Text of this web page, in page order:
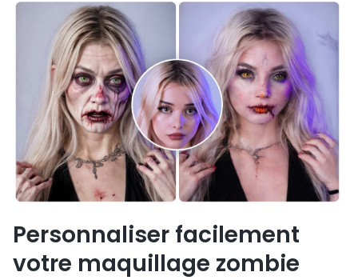
Personnaliser facilement
votre maquillage zombie